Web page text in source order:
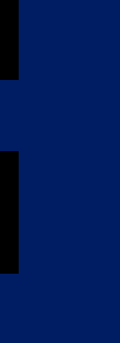
子を作る
子の有機
第５回）
NMR活